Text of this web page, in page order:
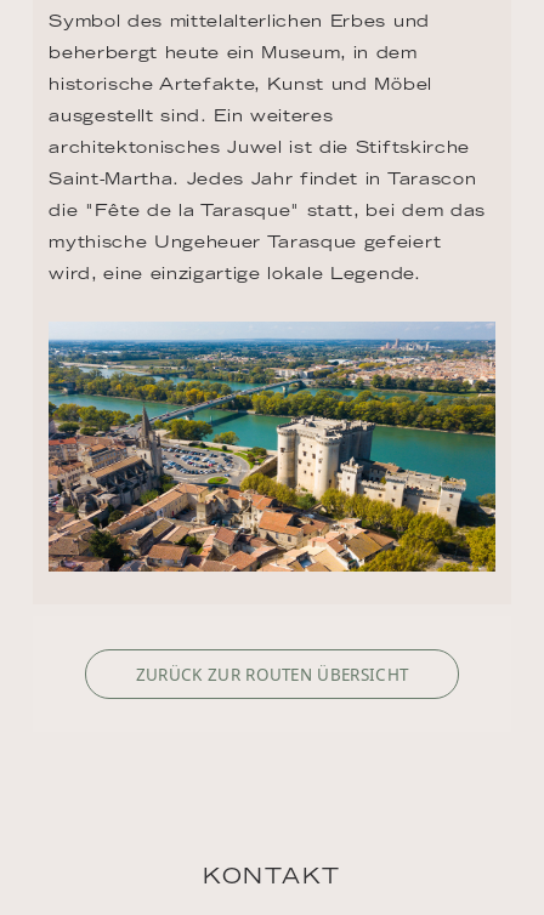
Symbol des mittelalterlichen Erbes und
beherbergt heute ein Museum, in dem
historische Artefakte, Kunst und Möbel
ausgestellt sind. Ein weiteres
architektonisches Juwel ist die Stiftskirche
Saint-Martha. Jedes Jahr findet in Tarascon
die "Fête de la Tarasque" statt, bei dem das
mythische Ungeheuer Tarasque gefeiert
wird, eine einzigartige lokale Legende.
ZURÜCK ZUR ROUTEN ÜBERSICHT
KONTAKT